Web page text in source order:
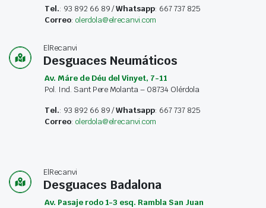
Tel.: 93 892 66 89 /Whatsapp: 667 737 825
Correo: olerdola@elrecanvi.com
ElRecanvi
Desguaces Neumáticos
Av. Máre de Déu del Vinyet, 7-11
Pol. Ind. Sant Pere Molanta – 08734 Olérdola
Tel.: 93 892 66 89 /Whatsapp: 667 737 825
Correo: olerdola@elrecanvi.com
ElRecanvi
Desguaces Badalona
Av. Pasaje rodo 1-3 esq. Rambla San Juan